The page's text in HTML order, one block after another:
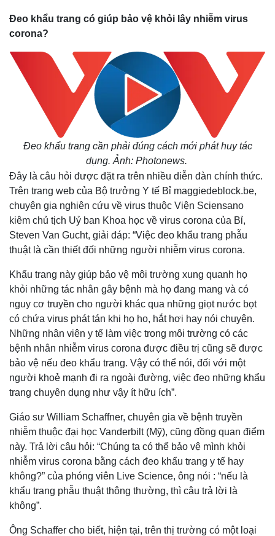
Thế giới
Quan sát
Cuộc sống đó đây
Hồ sơ
Multimedia
Video
Ảnh
E-Magazine
Infographic
Đeo khẩu trang có giúp bảo vệ khỏi lây nhiễm virus
corona?
Đeo khẩu trang cần phải đúng cách mới phát huy tác
dụng. Ảnh: Photonews.
Đây là câu hỏi được đặt ra trên nhiều diễn đàn chính thức.
Trên trang web của Bộ trưởng Y tế Bỉ maggiedeblock.be,
chuyên gia nghiên cứu về virus thuộc Viện Sciensano
kiêm chủ tịch Uỷ ban Khoa học về virus corona của Bỉ,
Steven Van Gucht, giải đáp: “Việc đeo khẩu trang phẫu
thuật là cần thiết đối những người nhiễm virus corona.
Khẩu trang này giúp bảo vệ môi trường xung quanh họ
khỏi những tác nhân gây bệnh mà họ đang mang và có
nguy cơ truyền cho người khác qua những giọt nước bọt
có chứa virus phát tán khi họ ho, hắt hơi hay nói chuyện.
Những nhân viên y tế làm việc trong môi trường có các
bệnh nhân nhiễm virus corona được điều trị cũng sẽ được
bảo vệ nếu đeo khẩu trang. Vậy có thể nói, đối với một
người khoẻ mạnh đi ra ngoài đường, việc đeo những khẩu
trang chuyên dụng như vậy ít hữu ích”.
Giáo sư William Schaffner, chuyên gia về bệnh truyền
nhiễm thuộc đại học Vanderbilt (Mỹ), cũng đồng quan điểm
này. Trả lời câu hỏi: “Chúng ta có thể bảo vệ mình khỏi
nhiễm virus corona bằng cách đeo khẩu trang y tế hay
không?” của phóng viên Live Science, ông nói : “nếu là
khẩu trang phẫu thuật thông thường, thì câu trả lời là
không”.
Ông Schaffer cho biết, hiện tại, trên thị trường có một loại